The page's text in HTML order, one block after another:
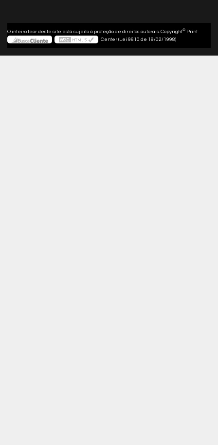
O inteiro teor deste site está sujeito à proteção de direitos autorais. Copyright© Print
Center (Lei 9610 de 19/02/1998)